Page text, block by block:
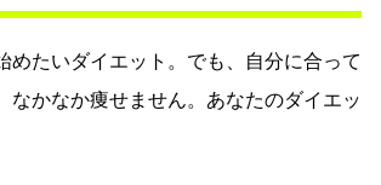
めたいダイエット。でも、自分に合って
なかなか痩せません。あなたのダイエッ